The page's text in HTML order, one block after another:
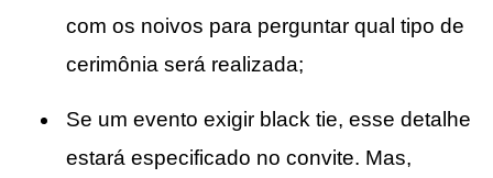
com os noivos para perguntar qual tipo de
cerimônia será realizada;
Se um evento exigir black tie, esse detalhe
estará especificado no convite. Mas,